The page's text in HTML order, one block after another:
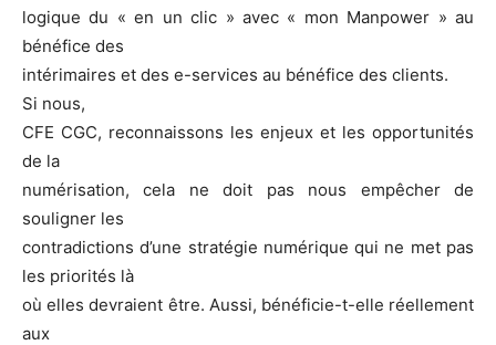
logique du « en un clic » avec « mon Manpower » au
bénéfice des
intérimaires et des e-services au bénéfice des clients.
Si nous,
CFE CGC, reconnaissons les enjeux et les opportunités
de la
numérisation, cela ne doit pas nous empêcher de
souligner les
contradictions d’une stratégie numérique qui ne met pas
les priorités là
où elles devraient être. Aussi, bénéficie-t-elle réellement
aux